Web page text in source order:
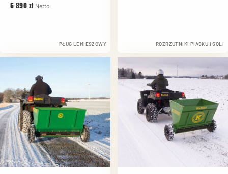
6 890 zł Netto
PŁUG LEMIESZOWY ROZRZUTNIKI PIASKU I SOLI